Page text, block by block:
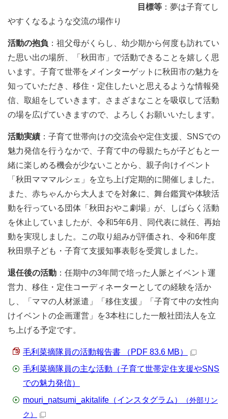
目標等 ：夢は子育てし
やすくなるような交流の場作り
活動の抱負 ：祖父母がくらし、幼少期から何度も訪れてい
た思い出の場所、「秋田市」で活動できることを嬉しく思
います。子育て世帯をメインターゲットに秋田市の魅力を
知っていただき、移住・定住したいと思えるような情報発
信、取組をしていきます。さまざまなことを吸収して活動
の場を広げていきますので、よろしくお願いいたします。
活動実績 ：子育て世帯向けの交流会や定住支援、SNSでの
魅力発信を行うなかで、子育て中の母親たちが子どもと一
緒に楽しめる機会が少ないことから、親子向けイベント
「秋田マママルシェ」を立ち上げ定期的に開催しました。
また、赤ちゃんから大人までを対象に、舞台鑑賞や体験活
動を行っている団体「秋田おやこ劇場」が、しばらく活動
を休止していましたが、令和5年6月、同代表に就任、再始
動を実現しました。この取り組みが評価され、令和6年度
秋田県子ども・子育て支援知事表彰を受賞しました。
退任後の活動 ：任期中の3年間で培った人脈とイベント運
営力、移住・定住コーディネーターとしての経験を活か
し、「ママの人材派遣」「移住支援」「子育て中の女性向
けイベントの企画運営」を3本柱にした一般社団法人を立
ち上げる予定です。
毛利菜摘隊員の活動報告書 （PDF 83.6 MB）
毛利菜摘隊員の主な活動（子育て世帯定住支援やSNS
での魅力発信）
mouri_natsumi_akitalife（インスタグラム）
（外部リン
ク）